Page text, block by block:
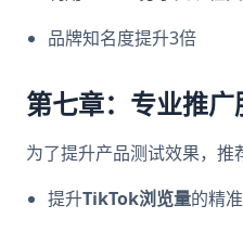
品牌知名度提升3倍
第七章：专业推
为了提升产品测试效果，推
提升TikTok浏览量的精